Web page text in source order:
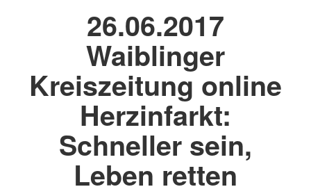
26.06.2017
Waiblinger
Kreiszeitung online
Herzinfarkt:
Schneller sein,
Leben retten